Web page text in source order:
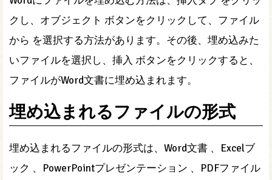
クし、オブジェクト ボタンをクリックして、ファイル
から を選択する方法があります。その後、埋め込みた
いファイルを選択し、挿入 ボタンをクリックすると、
ファイルがWord文書に埋め込まれます。
埋め込まれるファイルの形式
埋め込まれるファイルの形式は、Word文書 、Excelブ
ック 、PowerPointプレゼンテーション 、PDFファイル